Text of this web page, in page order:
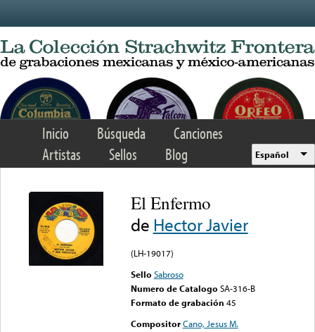
Inicio Búsqueda
Canciones
Artistas
Sellos Blog Español
El Enfermo
de Hector Javier
(LH-19017)
Sello Sabroso
Numero de Catalogo SA-316-B
Formato de grabación 45
Compositor Cano, Jesus M.